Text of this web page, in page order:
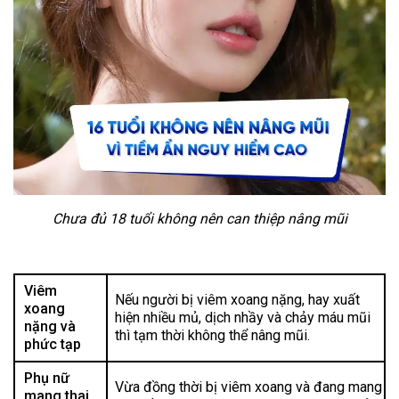
Chưa đủ 18 tuổi không nên can thiệp nâng mũi
Viêm
xoang
nặng và
phức tạp
Nếu người bị viêm xoang nặng, hay xuất
hiện nhiều mủ, dịch nhầy và chảy máu mũi
thì tạm thời không thể nâng mũi.
Phụ nữ
Vừa đồng thời bị viêm xoang và đang mang